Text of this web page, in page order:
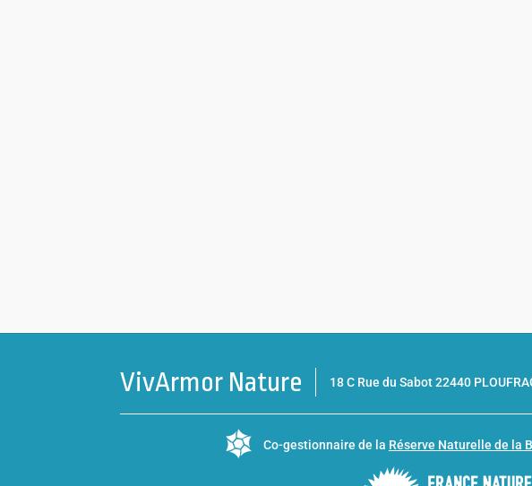
VivArmor Nature 18 C Rue du Sabot 22440
Co-gestionnaire de la Réserve Naturelle de la